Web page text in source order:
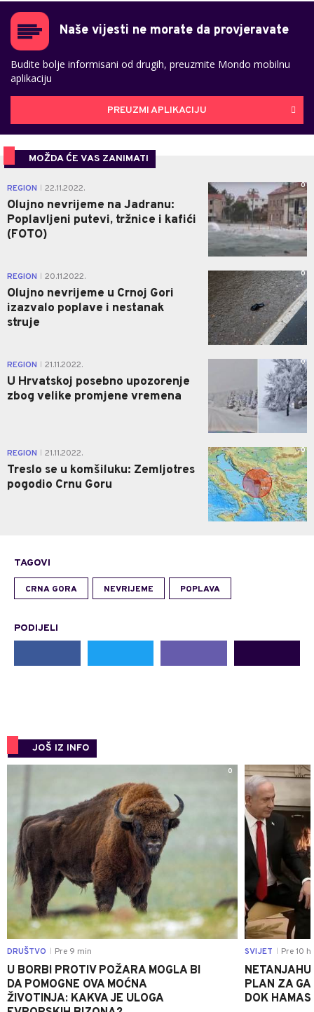
Naše vijesti ne morate da provjeravate
Budite bolje informisani od drugih, preuzmite Mondo mobilnu
aplikaciju
PREUZMI APLIKACIJU
MOŽDA ĆE VAS ZANIMATI
REGION 22.11.2022.
Olujno nevrijeme na Jadranu:
Poplavljeni putevi, tržnice i kafići
(FOTO)
0
REGION 20.11.2022.
Olujno nevrijeme u Crnoj Gori
izazvalo poplave i nestanak
struje
0
REGION 21.11.2022.
U Hrvatskoj posebno upozorenje
zbog velike promjene vremena
0
REGION 21.11.2022.
Treslo se u komšiluku: Zemljotres
pogodio Crnu Goru
0
TAGOVI
CRNA GORA NEVRIJEME POPLAVA
PODIJELI
JOŠ IZ INFO
0
DRUŠTVO Pre 9 min
U BORBI PROTIV POŽARA MOGLA BI
DA POMOGNE OVA MOĆNA
ŽIVOTINJA: KAKVA JE ULOGA
SVIJET Pre 10 h
PLAN ZA
DOK